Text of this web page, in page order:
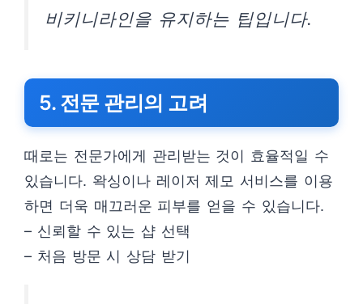
비키니라인을 유지하는 팁입니다.
5. 전문 관리의 고려
때로는 전문가에게 관리받는 것이 효율적일 수
있습니다. 왁싱이나 레이저 제모 서비스를 이용
하면 더욱 매끄러운 피부를 얻을 수 있습니다.
– 신뢰할 수 있는 샵 선택
– 처음 방문 시 상담 받기